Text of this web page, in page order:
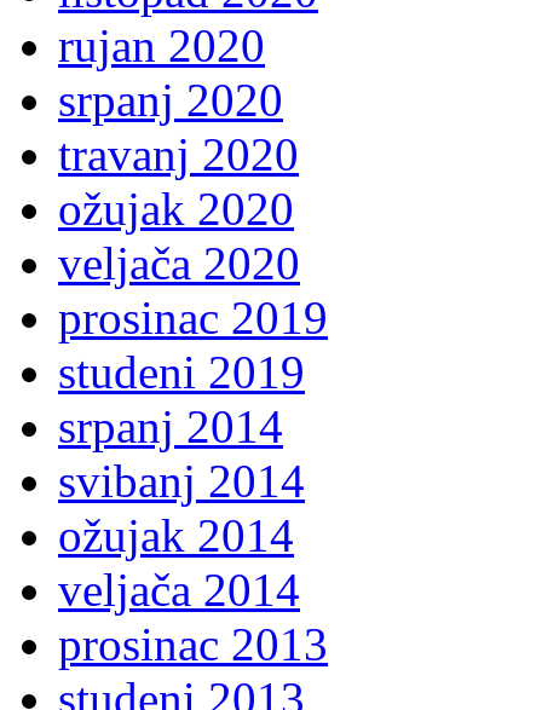
rujan 2020
srpanj 2020
travanj 2020
ožujak 2020
veljača 2020
prosinac 2019
studeni 2019
srpanj 2014
svibanj 2014
ožujak 2014
veljača 2014
prosinac 2013
studeni 2013